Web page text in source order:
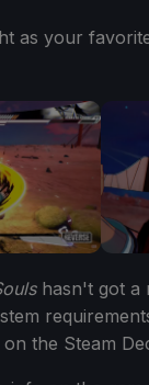
as your
hasn't got a
the Steam